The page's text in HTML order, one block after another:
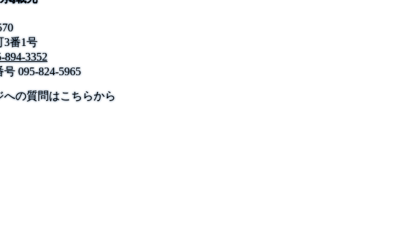
3番1号
894-3352
号095-824-5965
への質問はこちらから
公式SNS
このサイトについて
長崎県庁